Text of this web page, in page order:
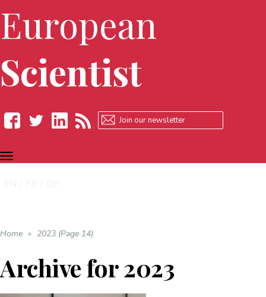
European
Scientist
Facebook
TOGGLE
NAVIGATION
Home » 2023 (Page 14)
Archive for2023